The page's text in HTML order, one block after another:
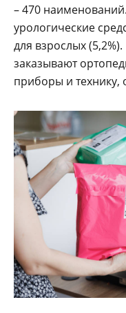
– 470
урологические
для взрослых
заказывают
приборы и технику,